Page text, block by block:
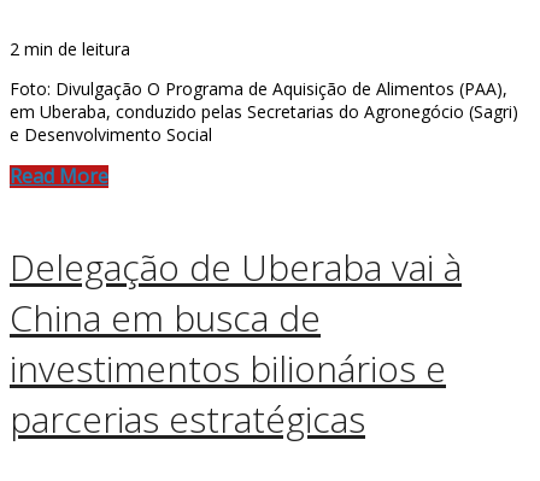
2 min de leitura
Foto: Divulgação O Programa de Aquisição de Alimentos (PAA),
em Uberaba, conduzido pelas Secretarias do Agronegócio (Sagri)
e Desenvolvimento Social
Read More
Delegação de Uberaba vai à
China em busca de
investimentos bilionários e
parcerias estratégicas